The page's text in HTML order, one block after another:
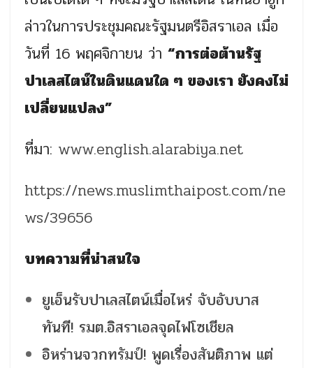
ล่าวในการประชุมคณะรัฐมนตรีอิสราเอล เมื่อ
วันที่ 16 พฤศจิกายน ว่า “การต่อต้านรัฐ
ปาเลสไตน์ในดินแดนใด ๆ ของเรา ยังคงไม่
เปลี่ยนแปลง”
ที่มา: www.english.alarabiya.net
https://news.muslimthaipost.com/ne
ws/39656
บทความที่น่าสนใจ
ยูเอ็นรับปาเลสไตน์เมื่อไหร่ จับอับบาส
ทันที! รมต.อิสราเอลจุดไฟโซเชียล
อิหร่านจวกทรัมป์! พูดเรื่องสันติภาพ แต่